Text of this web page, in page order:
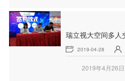
2019-04-28